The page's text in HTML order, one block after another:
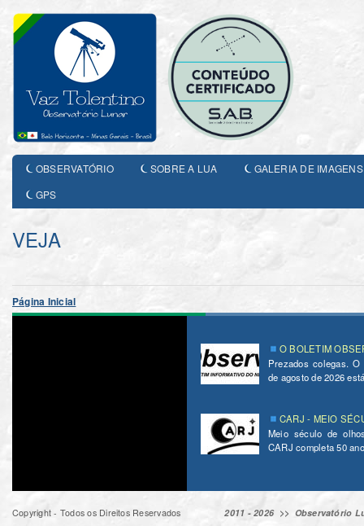
OBSERVATÓRIO SOBRE A LUA
GALERIA DE IMAGENS
GPS
VEJA
Página Inicial
O BOLETIM
Prezados colegas.
de agosto de 2026
CARJ - MEIO
Meio século de
CARJ completa 50
Copyright - Todos os Direitos Reservados 2011 - 2026 >> Observatório